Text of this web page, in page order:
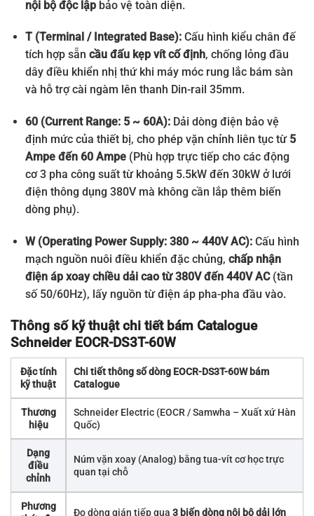
nội bộ độc lậpbảo vệ toàn diện.
T (Terminal / Integrated Base):Cấu hình kiểu chân đế
tích hợp sẵn cầu đấu kẹp vít cố định, chống lỏng đầu
dây điều khiển nhị thứ khi máy móc rung lắc bám sàn
và hỗ trợ cài ngàm lên thanh Din-rail 35mm.
60 (Current Range: 5 ~ 60A):Dải dòng điện bảo vệ
định mức của thiết bị, cho phép vặn chỉnh liên tục từ 5
Ampe đến 60 Ampe(Phù hợp trực tiếp cho các động
cơ 3 pha công suất từ khoảng 5.5kW đến 30kW ở lưới
điện thông dụng 380V mà không cần lắp thêm biến
dòng phụ).
W (Operating Power Supply: 380 ~ 440V AC):Cấu hình
mạch nguồn nuôi điều khiển đặc chủng, chấp nhận
điện áp xoay chiều dải cao từ 380V đến 440V AC(tần
số 50/60Hz), lấy nguồn từ điện áp pha-pha đầu vào.
Thông số kỹ thuật chi tiết bám Catalogue
Schneider EOCR-DS3T-60W
Đặc tính
kỹ thuật
Chi tiết thông số dòng EOCR-DS3T-60W bám
Catalogue
Thương
hiệu
Schneider Electric (EOCR / Samwha – Xuất xứ Hàn
Quốc)
Dạng
điều
chỉnh
Núm vặn xoay (Analog) bằng tua-vít cơ học trực
quan tại chỗ
Phương
Đo dòng gián tiếp qua 3 biến dòng nội bộ dải lớn